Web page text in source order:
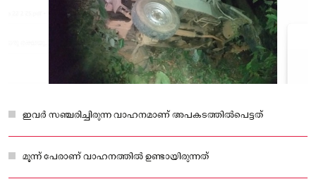
ഇവർ സഞ്ചരിച്ചിരുന്ന വാഹനമാണ് അപകടത്തിൽപെട്ടത്‌
മൂന്ന് പേരാണ് വാഹനത്തിൽ ഉണ്ടായിരുന്നത്